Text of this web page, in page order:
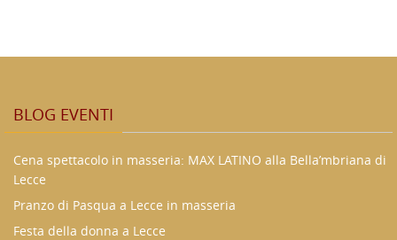
BLOG EVENTI
Cena spettacolo in masseria: MAX LATINO alla Bella’mbriana di
Lecce
Pranzo di Pasqua a Lecce in masseria
Festa della donna a Lecce